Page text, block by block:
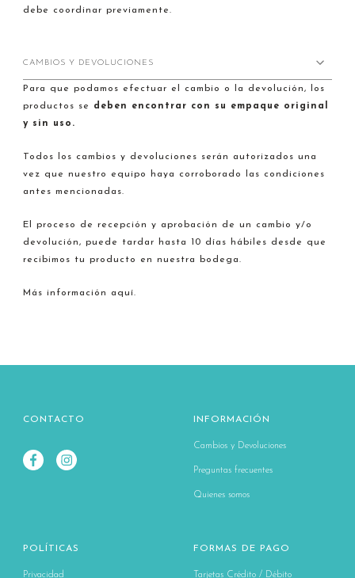
debe coordinar previamente.
CAMBIOS Y DEVOLUCIONES
Para que podamos efectuar el cambio o la devolución, los
productos se deben encontrar con su empaque original
y sin uso.
Todos los cambios y devoluciones serán autorizados una
vez que nuestro equipo haya corroborado las condiciones
antes mencionadas.
El proceso de recepción y aprobación de un cambio y/o
devolución, puede tardar hasta 10 días hábiles desde que
recibimos tu producto en nuestra bodega.
Más información aquí.
CONTACTO INFORMACIÓN
Cambios y Devoluciones
Preguntas frecuentes
Quienes somos
POLÍTICAS
Privacidad
FORMAS DE PAGO
Tarjetas Crédito / Débito